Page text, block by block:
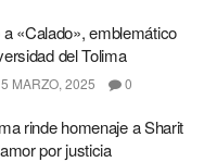
«Calado», emblemático
del Tolima
MARZO, 2025 0
rinde homenaje a Sharit
por justicia